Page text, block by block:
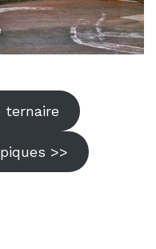
ternaire
>>